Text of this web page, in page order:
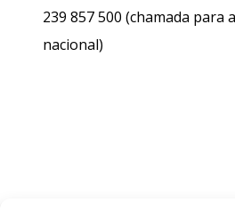
239 857 500 (chamada para
nacional)